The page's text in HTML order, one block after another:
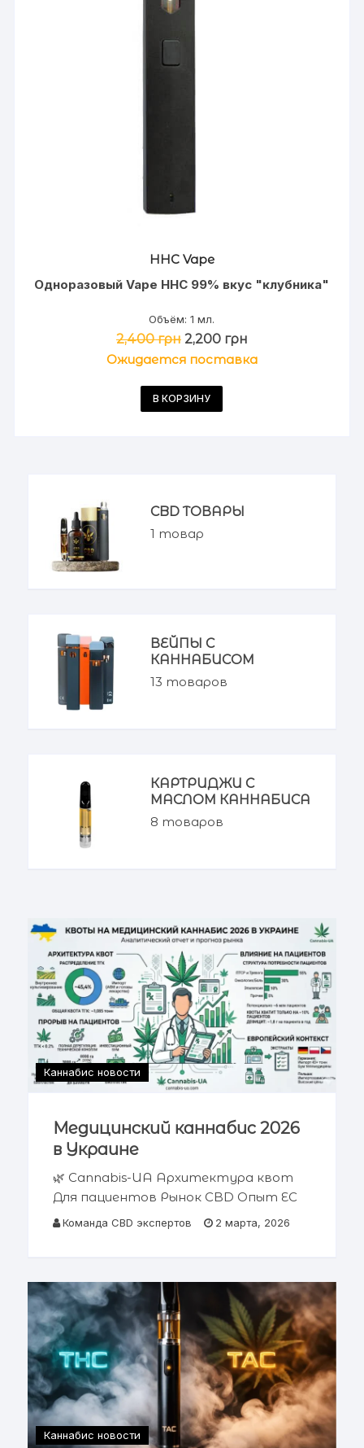
HHC Vape
Одноразовый Vape HHC 99% вкус "клубника"
Объём: 1 мл.
2,400грн Первоначальная
составляла
2,200 грнТекущая
2,200 грн.
Ожидается поставка
В КОРЗИНУ
CBD ТОВАРЫ
1 товар
ВЕЙПЫ С
КАННАБИСОМ
13 товаров
КАРТРИДЖИ С
МАСЛОМ КАННАБИСА
8 товаров
Каннабис новости
Медицинский каннабис 2026
в Украине
🌿 Cannabis-UA Архитектура квот
Для пациентов Рынок CBD Опыт ЕС
Аналитический отчет 2026 Квоты
госпиталь.
Команда CBD экспертов 2 марта, 2026
Каннабис новости